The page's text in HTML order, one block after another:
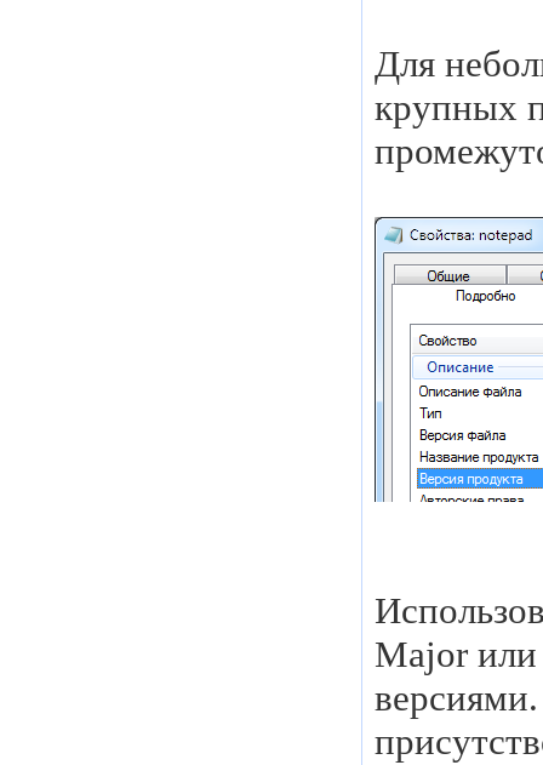
Для
крупных
Major или